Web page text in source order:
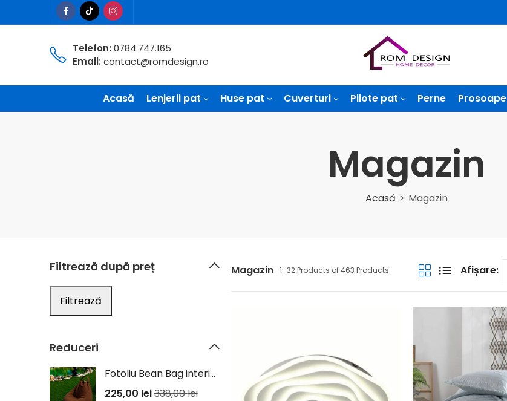
Telefon: 0784.747.165
Email: contact@romdesign.ro
Acasă Lenjerii pat Huse pat Cuverturi Pilote pat Perne Prosoape
Magazin
Acasă Magazin
Magazin 1–32 Products of 463 Products Afișare:
Filtrează după preț
Filtrează
Reduceri
Fotoliu Bean Bag interior/exterior - Maro
225,00 lei338,00lei